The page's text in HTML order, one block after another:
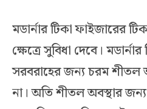
মডার্নার টিকা ফাইজারের
ক্ষেত্রে সুবিধা দেবে।
সরবরাহের জন্য চরম শীতল
না। অতি শীতল অবস্থার